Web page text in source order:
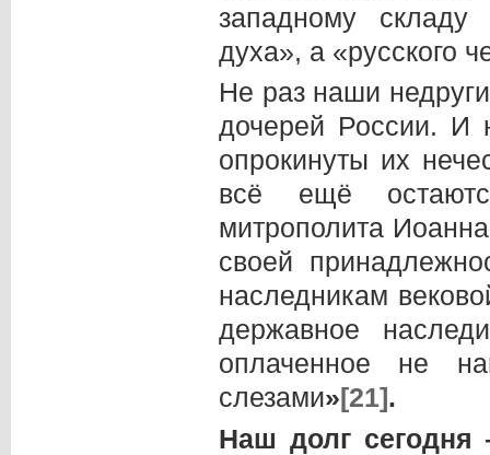
западному складу
духа», а «русского
Не раз наши
дочерей России.
опрокинуты их
всё ещё
митрополита
своей
наследникам
державное
оплаченное не
слезами»[21].
Наш долг